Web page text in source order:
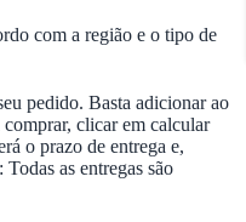
com a região e o tipo de
pedido. Basta adicionar ao
clicar em calcular
o prazo de entrega e,
as entregas são